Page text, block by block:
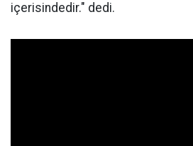
içerisindedir." dedi.